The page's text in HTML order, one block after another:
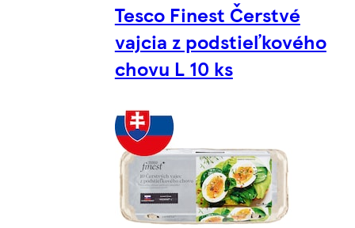
Tesco Finest Čerstvé
vajcia z podstieľkového
chovu L 10 ks